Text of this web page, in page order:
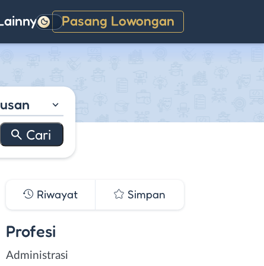
Pasang Lowongan
Gelap
Riwayat Simpan
Profesi
Administrasi